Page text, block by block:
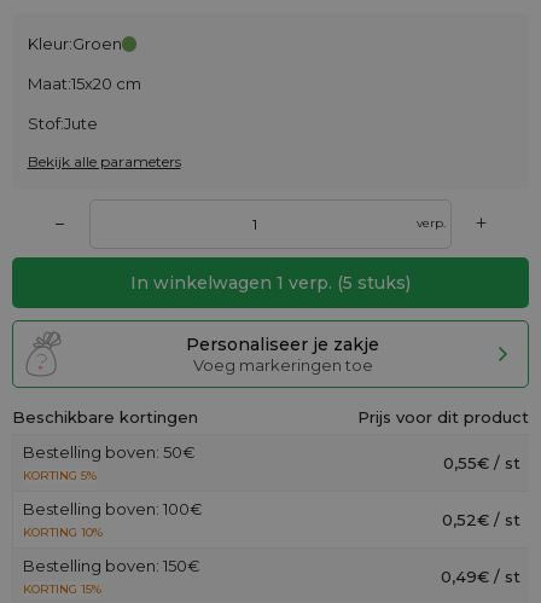
Kleur:Groen
Maat:15x20 cm
Stof:Jute
Bekijk alle parameters
– verp. +
In winkelwagen 1 verp. (5 stuks)
Personaliseer je zakje
Voeg markeringen toe
Beschikbare kortingen
Prijs voor dit product
Bestelling boven: 50€
KORTING 5%
0,55€ / st
Bestelling boven: 100€
KORTING 10%
0,52€ / st
Bestelling boven: 150€
KORTING 15%
0,49€ / st